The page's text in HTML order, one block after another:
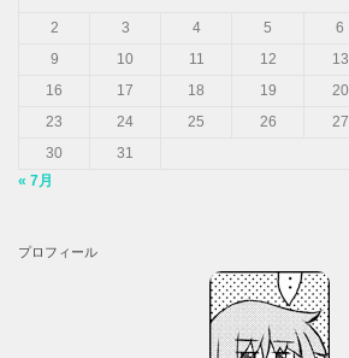
2
3 4 5 6
9
10 11 12 13
16
17 18 19 20
23
24 25 26 27
30
31
« 7月
プロフィール